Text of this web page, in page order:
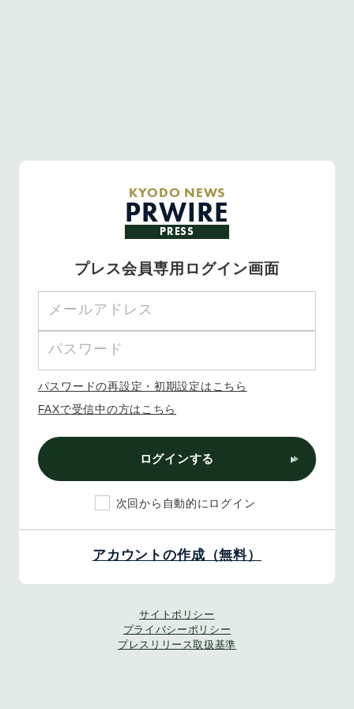
KYODO NEWS
PRWIRE
PRESS
プレス会員専用ログイン画面
パスワードの再設定・初期設定はこちら
FAXで受信中の方はこちら
ログインする
次回から自動的にログイン
アカウントの作成（無料）
サイトポリシー
プライバシーポリシー
プレスリリース取扱基準